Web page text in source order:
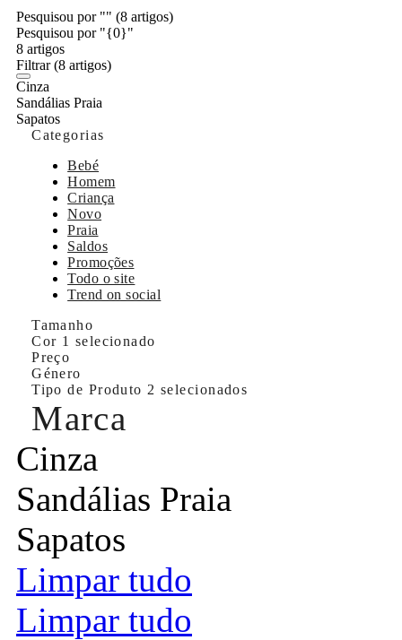
Pesquisou por "" (8 artigos)
Pesquisou por "{0}"
8 artigos
Filtrar(8 artigos)
Cinza
Sandálias Praia
Sapatos
Categorias
Bebé
Homem
Criança
Novo
Praia
Saldos
Promoções
Todo o site
Trend on social
Tamanho
Cor 1 selecionado
Preço
Género
Tipo de Produto 2 selecionados
Marca
Cinza
Sandálias Praia
Sapatos
Limpar tudo
Limpar tudo